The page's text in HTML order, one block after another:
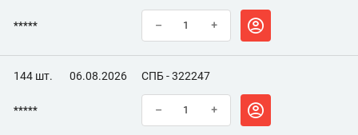
***** – +
144 шт. 06.08.2026 СПБ - 322247
***** – +